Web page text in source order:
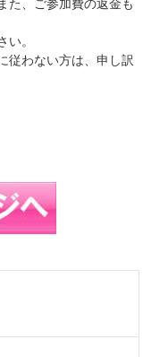
た、ご参加費の返金も
。
従わない方は、申し訳